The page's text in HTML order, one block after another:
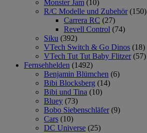
Monster Jam (10)
R/C Modelle und Zubehör (150)
Carrera RC (27)
Revell Control (74)
Siku (392)
VTech Switch & Go Dinos (18)
VTech Tut Tut Baby Flitzer (57)
Fernsehhelden (1492)
Benjamin Blümchen (6)
Bibi Blocksberg (14)
Bibi und Tina (10)
Bluey (73)
Bobo Siebenschläfer (9)
Cars (10)
DC Universe (25)